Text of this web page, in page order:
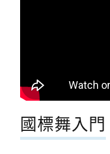
國標舞入門